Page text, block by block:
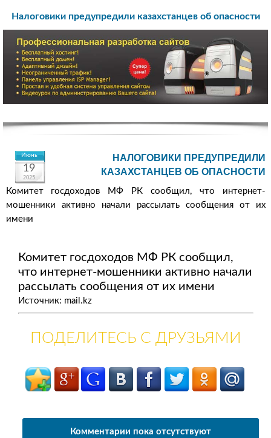
Налоговики предупредили казахстанцев об опасности
Июнь
19
2025
НАЛОГОВИКИ ПРЕДУПРЕДИЛИ
КАЗАХСТАНЦЕВ ОБ ОПАСНОСТИ
Комитет госдоходов МФ РК сообщил, что интернет-
мошенники активно начали рассылать сообщения от их
имени
Комитет госдоходов МФ РК сообщил,
что интернет-мошенники активно начали
рассылать сообщения от их имени
Источник: mail.kz
ПОДЕЛИТЕСЬ С ДРУЗЬЯМИ
Комментарии пока отсутствуют